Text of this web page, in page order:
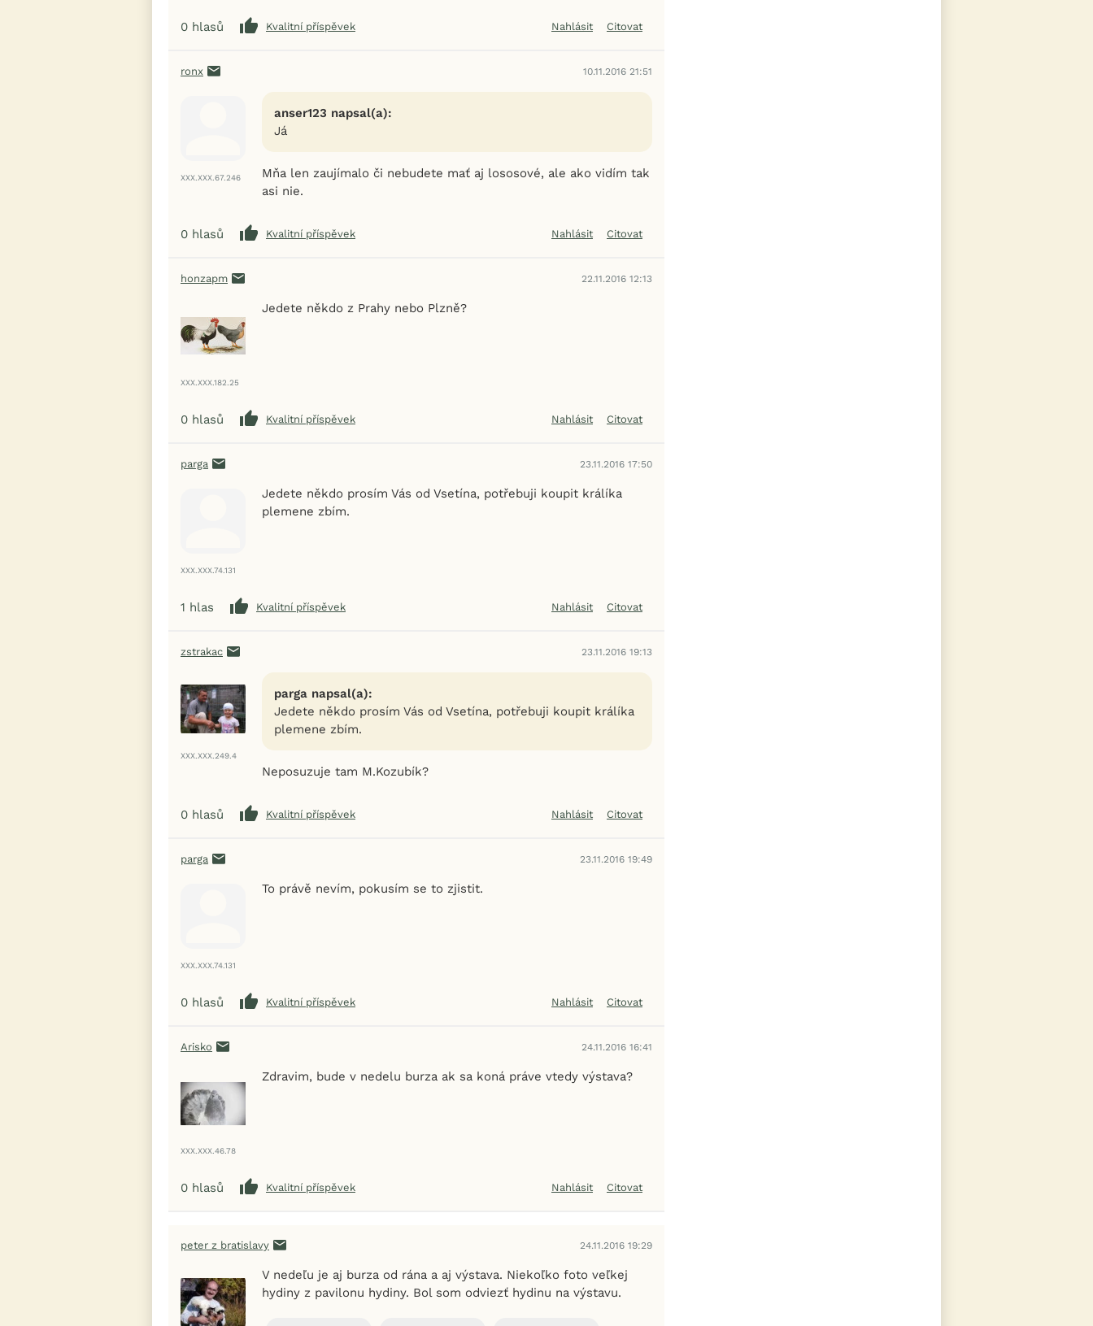
0 hlasů Kvalitní příspěvek Nahlásit Citovat
ronx 10.11.2016 21:51
XXX.XXX.67.246
anser123 napsal(a):
Já
Mňa len zaujímalo či nebudete mať aj lososové, ale ako vidím tak
asi nie.
0 hlasů Kvalitní příspěvek Nahlásit Citovat
honzapm 22.11.2016 12:13
XXX.XXX.182.25
Jedete někdo z Prahy nebo Plzně?
0 hlasů Kvalitní příspěvek Nahlásit Citovat
parga 23.11.2016 17:50
XXX.XXX.74.131
Jedete někdo prosím Vás od Vsetína, potřebuji koupit králíka
plemene zbím.
1 hlas Kvalitní příspěvek Nahlásit Citovat
zstrakac 23.11.2016 19:13
XXX.XXX.249.4
parga napsal(a):
Jedete někdo prosím Vás od Vsetína, potřebuji koupit králíka
plemene zbím.
Neposuzuje tam M.Kozubík?
0 hlasů Kvalitní příspěvek Nahlásit Citovat
parga 23.11.2016 19:49
XXX.XXX.74.131
To právě nevím, pokusím se to zjistit.
0 hlasů Kvalitní příspěvek Nahlásit Citovat
Arisko 24.11.2016 16:41
XXX.XXX.46.78
Zdravim, bude v nedelu burza ak sa koná práve vtedy výstava?
0 hlasů Kvalitní příspěvek Nahlásit Citovat
peter z bratislavy 24.11.2016 19:29
V nedeľu je aj burza od rána a aj výstava. Niekoľko foto veľkej
hydiny z pavilonu hydiny. Bol som odviezť hydinu na výstavu.